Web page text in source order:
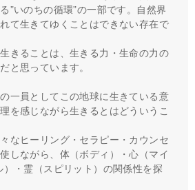
”いのちの循環”の一部です。自然界
て生きてゆくことはできない存在で
きることは、生きる力・生命の力の
と思っています。
一員としてこの地球に生きている意
を感じながら生きるとはどういうこ
なヒーリング・セラピー・カウンセ
しながら、体（ボディ）・心（マイ
・霊（スピリット）の関係性を探